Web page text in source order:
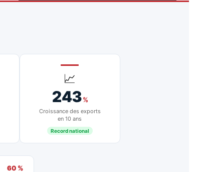
📈
243%
Croissance des exports
en 10 ans
Record national
60 %